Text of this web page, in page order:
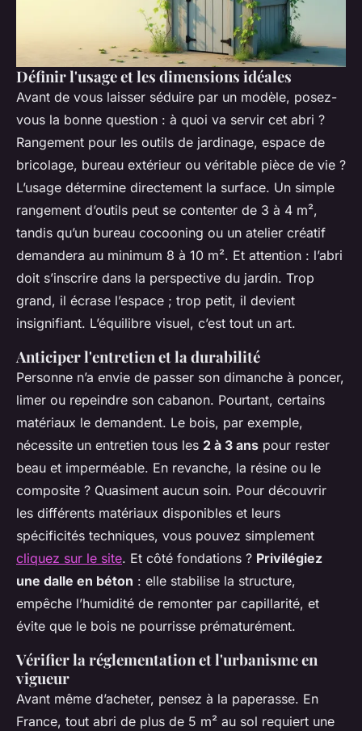
Définir l'usage et les dimensions idéales
Avant de vous laisser séduire par un modèle, posez-
vous la bonne question : à quoi va servir cet abri ?
Rangement pour les outils de jardinage, espace de
bricolage, bureau extérieur ou véritable pièce de vie ?
L’usage détermine directement la surface. Un simple
rangement d’outils peut se contenter de 3 à 4 m²,
tandis qu’un bureau cocooning ou un atelier créatif
demandera au minimum 8 à 10 m². Et attention : l’abri
doit s’inscrire dans la perspective du jardin. Trop
grand, il écrase l’espace ; trop petit, il devient
insignifiant. L’équilibre visuel, c’est tout un art.
Anticiper l'entretien et la durabilité
Personne n’a envie de passer son dimanche à poncer,
limer ou repeindre son cabanon. Pourtant, certains
matériaux le demandent. Le bois, par exemple,
nécessite un entretien tous les 2 à 3 ans pour rester
beau et imperméable. En revanche, la résine ou le
composite ? Quasiment aucun soin. Pour découvrir
les différents matériaux disponibles et leurs
spécificités techniques, vous pouvez simplement
cliquez sur le site. Et côté fondations ? Privilégiez
une dalle en béton : elle stabilise la structure,
empêche l’humidité de remonter par capillarité, et
évite que le bois ne pourrisse prématurément.
Vérifier la réglementation et l'urbanisme en
vigueur
Avant même d’acheter, pensez à la paperasse. En
France, tout abri de plus de 5 m² au sol requiert une